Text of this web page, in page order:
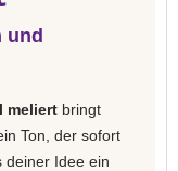
und
meliert bringt
Ton, der sofort
deiner Idee ein